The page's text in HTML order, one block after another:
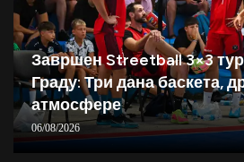
Завршен Streetball 3×3
Граду: Три дана баскета,
атмосфере
06/08/2026